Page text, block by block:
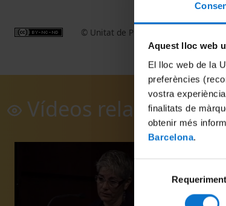
Aquest lloc web
El lloc web de la
preferències
vostra
finalitats de
obtenir més
Barcelona.
© Unitat de Producció Audiovisual
Vídeos relacionados